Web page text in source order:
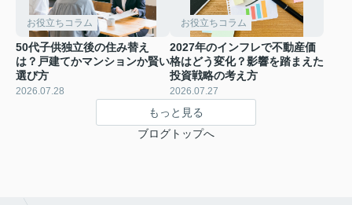
お役立ちコラム
50代子供独立後の住み替え
は？戸建てかマンションか賢い
選び方
2026.07.28
お役立ちコラム
2027年のインフレで不動産価
格はどう変化？影響を踏まえた
投資戦略の考え方
2026.07.27
もっと見る
ブログトップへ